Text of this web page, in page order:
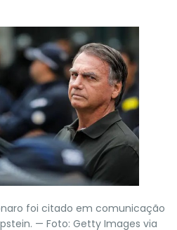
foi citado em comunicação
— Foto: Getty Images via